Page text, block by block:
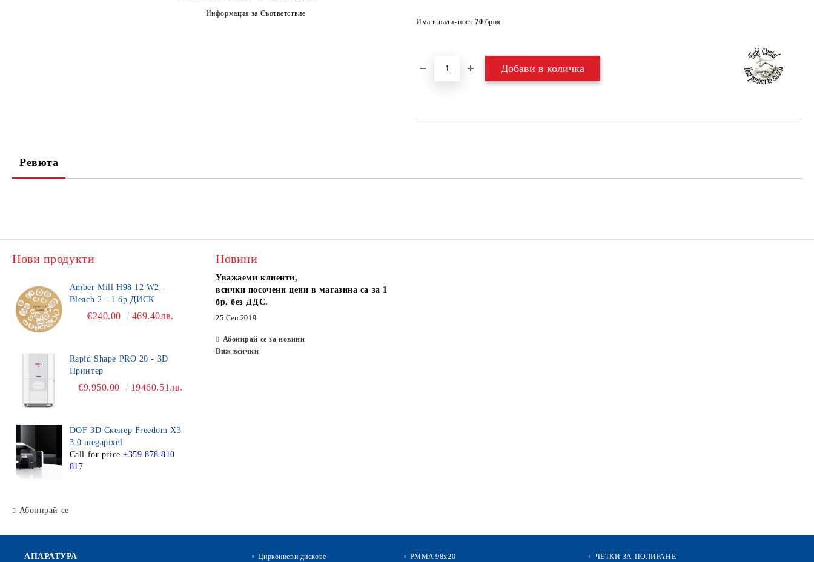
Има в наличност 70 броя
Информация за Съответствие
Ревюта
Нови продукти
Amber Mill H98 12 W2 -
Bleach 2 - 1 бр ДИСК
€240.00 469.40лв.
Rapid Shape PRO 20 - 3D
Принтер
€9,950.00 19460.51лв.
DOF 3D Скенер Freedom X3
3.0 megapixel
Call for price +359 878 810
817
Абонирай се
Новини
Уважаеми клиенти,
всички посочени цени в магазина са за 1
бр. без ДДС.
25 Сеп 2019
Абонирай се за новини
Виж всички
АПАРАТУРА
Циркониеви дискове
PMMA 98x20
ЧЕТКИ ЗА ПОЛИРАНЕ